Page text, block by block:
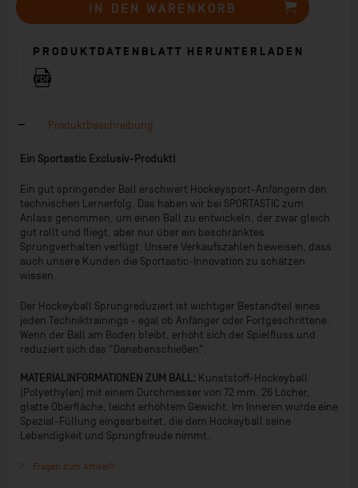
IN DEN WARENKORB
PRODUKTDATENBLATT HERUNTERLADEN
Produktbeschreibung
Ein Sportastic Exclusiv-Produkt!
Ein gut springender Ball erschwert Hockeysport-Anfängern den
technischen Lernerfolg. Das haben wir bei SPORTASTIC zum
Anlass genommen, um einen Ball zu entwickeln, der zwar gleich
gut rollt und fliegt, aber nur über ein beschränktes
Sprungverhalten verfügt. Unsere Verkaufszahlen beweisen, dass
auch unsere Kunden die Sportastic-Innovation zu schätzen
wissen.
Der Hockeyball Sprungreduziert ist wichtiger Bestandteil eines
jeden Techniktrainings - egal ob Anfänger oder Fortgeschrittene.
Wenn der Ball am Boden bleibt, erhöht sich der Spielfluss und
reduziert sich das "Danebenschießen".
MATERIALINFORMATIONEN ZUM BALL: Kunststoff-Hockeyball
(Polyethylen) mit einem Durchmesser von 72 mm. 26 Löcher,
glatte Oberfläche, leicht erhöhtem Gewicht. Im Inneren wurde eine
Spezial-Füllung eingearbeitet, die dem Hockeyball seine
Lebendigkeit und Sprungfreude nimmt.
Fragen zum Artikel?